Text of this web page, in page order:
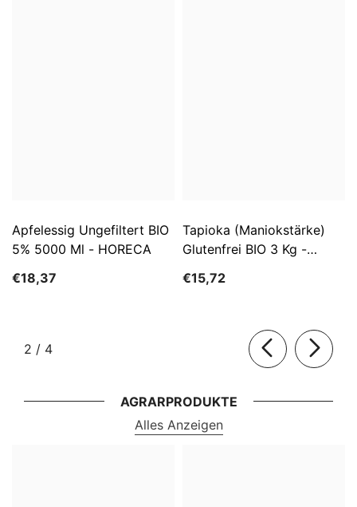
Apfelessig Ungefiltert BIO
5% 5000 Ml - HORECA
€18,37
Tapioka (Maniokstärke)
Glutenfrei BIO 3 Kg -
€15,72
2 / von
4
AGRARPRODUKTE
Alles Anzeigen